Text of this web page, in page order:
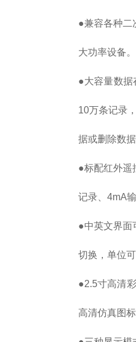
●兼容各种二
大功率设备
●大容量数
10万条记录
据或删除数
●标配红外遥
记录、4mA
●中英文界面
切换，单位
●2.5寸高清
高清仿真图